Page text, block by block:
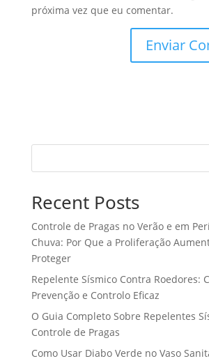
próxima vez que eu comentar.
Recent Posts
Controle de Pragas no Verão e em
Chuva: Por Que a Proliferação
Proteger
Repelente Sísmico Contra Roedores:
Prevenção e Controlo Eficaz
O Guia Completo Sobre Repelentes
Controle de Pragas
Como Usar Diabo Verde no Vaso